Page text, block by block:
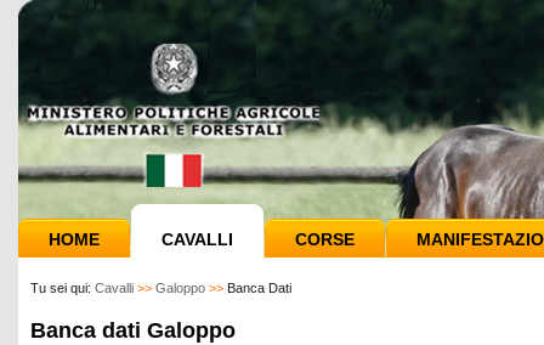
HOME CAVALLI CORSE
Tu sei qui: Cavalli >> Galoppo >> Banca Dati
Banca dati Galoppo